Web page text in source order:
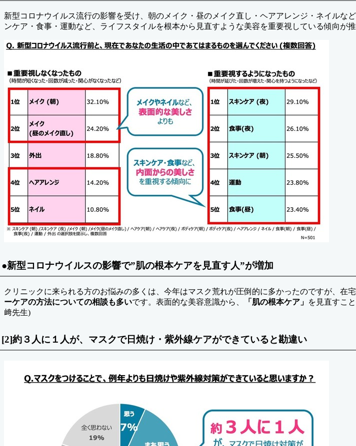
新型コロナウイルス流行の影響を受け、朝のメイク・昼のメイク直し・ヘアアレンジ・ネイル
ンケア・食事・運動など、ライフスタイルを根本から見直すような美容を重要視している傾向が推
●新型コロナウイルスの影響で”肌の根本ケアを見直す人”が増加
クリニックに来られる方のお悩みの多くは、今年はマスク荒れが圧倒的に多かったのですが、在
ーケアの方法についての相談も多いです。表面的な美容意識から、 「肌の根本ケア」 を見直すこ
﨑先生)
[2]約３人に１人が、マスクで日焼け・紫外線ケアができていると勘違い